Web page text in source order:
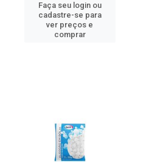
Faça seu login ou
cadastre-se para
ver preços e
comprar